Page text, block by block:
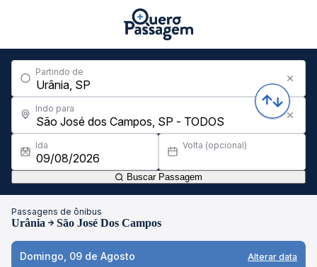
Partindo de
Indo para
Ida Volta (opcional)
Buscar Passagem
Passagens de ônibus
Urânia São José Dos Campos
Domingo, 09 de Agosto Alterar data